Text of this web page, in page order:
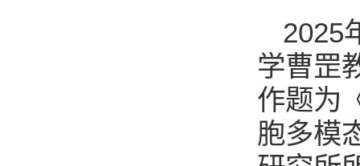
2025
学曹罡
作题为
胞多模